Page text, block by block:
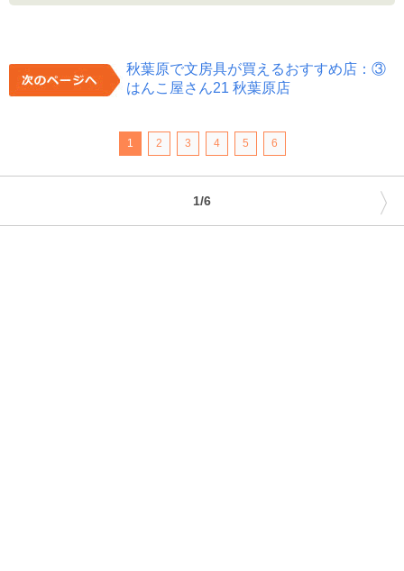
秋葉原で文房具が買えるおすすめ店：③
はんこ屋さん21 秋葉原店
1 2 3 4 5 6
1/6 〉